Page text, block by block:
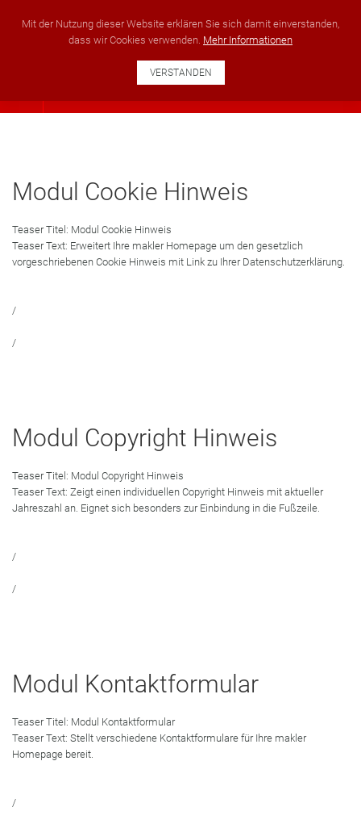
Modul Cookie Hinweis
Teaser Titel: Modul Cookie Hinweis
Teaser Text: Erweitert Ihre makler Homepage um den gesetzlich
vorgeschriebenen Cookie Hinweis mit Link zu Ihrer Datenschutzerklärung.
/
/
Modul Copyright Hinweis
Teaser Titel: Modul Copyright Hinweis
Teaser Text: Zeigt einen individuellen Copyright Hinweis mit aktueller
Jahreszahl an. Eignet sich besonders zur Einbindung in die Fußzeile.
/
/
Modul Kontaktformular
Teaser Titel: Modul Kontaktformular
Teaser Text: Stellt verschiedene Kontaktformulare für Ihre makler
Homepage bereit.
/
Mit der Nutzung dieser Website erklären Sie sich damit einverstanden,
dass wir Cookies verwenden. Mehr Informationen
VERSTANDEN